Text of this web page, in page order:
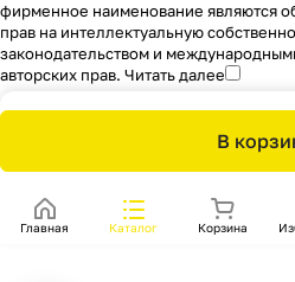
фирменное наименование являются
прав на интеллектуальную
законодательством и
авторских прав. Читать далее
В
Главная Каталог Корзина